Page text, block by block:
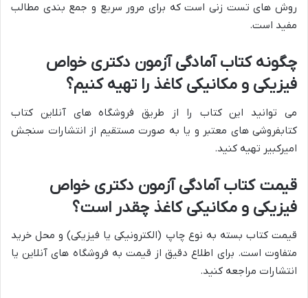
روش های تست زنی است که برای مرور سریع و جمع بندی مطالب
مفید است.
چگونه کتاب آمادگی آزمون دکتری خواص
فیزیکی و مکانیکی کاغذ را تهیه کنیم؟
می توانید این کتاب را از طریق فروشگاه های آنلاین کتاب
کتابفروشی های معتبر و یا به صورت مستقیم از انتشارات سنجش
امیرکبیر تهیه کنید.
قیمت کتاب آمادگی آزمون دکتری خواص
فیزیکی و مکانیکی کاغذ چقدر است؟
قیمت کتاب بسته به نوع چاپ (الکترونیکی یا فیزیکی) و محل خرید
متفاوت است. برای اطلاع دقیق از قیمت به فروشگاه های آنلاین یا
انتشارات مراجعه کنید.